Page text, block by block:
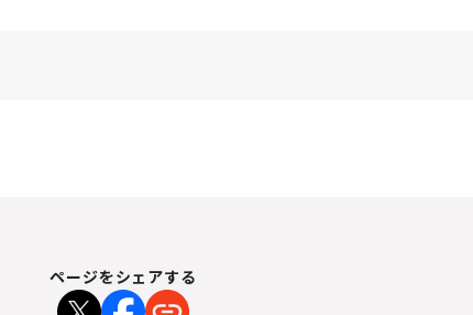
ページをシェアする